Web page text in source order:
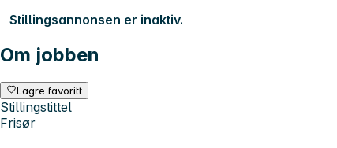
Stillingsannonsen er inaktiv.
Om jobben
Lagre favoritt
Stillingstittel
Frisør